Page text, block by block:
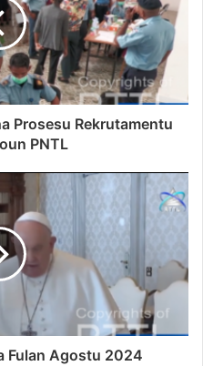
Prosesu Rekrutamentu
PNTL
Fulan Agostu 2024